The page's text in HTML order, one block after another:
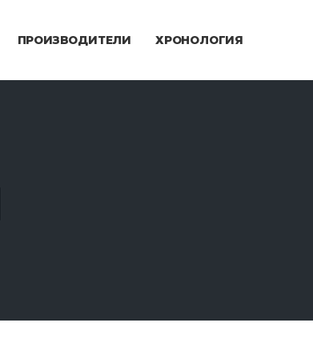
ПРОИЗВОДИТЕЛИ ХРОНОЛОГИЯ